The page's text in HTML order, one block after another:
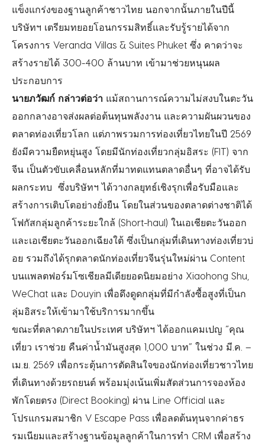
แข็งแกร่งของฐานลูกค้าชาวไทย นอกจากนั้นภายในปีนี้
บริษัทฯ เตรียมทยอยโอนกรรมสิทธิ์และรับรู้รายได้จาก
โครงการ Veranda Villas & Suites Phuket ซึ่ง คาดว่าจะ
สร้างรายได้ 300-400 ล้านบาท เข้ามาช่วยหนุนผล
ประกอบการ
นายภวัฒก์ กล่าวต่อว่า แม้สถานการณ์ความไม่สงบในตะวัน
ออกกลางอาจส่งผลต่อต้นทุนพลังงาน และความผันผวนของ
ตลาดท่องเที่ยวโลก แต่ภาพรวมการท่องเที่ยวไทยในปี 2569
ยังมีความยืดหยุ่นสูง โดยมีนักท่องเที่ยวกลุ่มอิสระ (FIT) จาก
จีน เป็นตัวขับเคลื่อนหลักที่มาทดแทนตลาดอื่นๆ ที่อาจได้รับ
ผลกระทบ ซึ่งบริษัทฯ ได้วางกลยุทธ์เชิงรุกเพื่อรับมือและ
สร้างการเติบโตอย่างยั่งยืน โดยในส่วนของตลาดต่างชาติได้
โฟกัสกลุ่มลูกค้าระยะใกล้ (Short-haul) ในเอเชียตะวันออก
และเอเชียตะวันออกเฉียงใต้ ซึ่งเป็นกลุ่มที่เดินทางท่องเที่ยวบ่
อย รวมถึงได้รุกตลาดนักท่องเที่ยวจีนรุ่นใหม่ผ่าน Content
บนแพลตฟอร์มโซเชียลมีเดียยอดนิยมอย่าง Xiaohong Shu,
WeChat และ Douyin เพื่อดึงดูดกลุ่มที่มีกำลังซื้อสูงที่เป็นก
ลุ่มอิสระให้เข้ามาใช้บริการมากขึ้น
ขณะที่ตลาดภายในประเทศ บริษัทฯ ได้ออกแคมเปญ “คุณ
เที่ยว เราช่วย คืนค่าน้ำมันสูงสุด 1,000 บาท” ในช่วง มี.ค. –
เม.ย. 2569 เพื่อกระตุ้นการตัดสินใจของนักท่องเที่ยวชาวไทย
ที่เดินทางด้วยรถยนต์ พร้อมมุ่งเน้นเพิ่มสัดส่วนการจองห้อง
พักโดยตรง (Direct Booking) ผ่าน Line Official และ
โปรแกรมสมาชิก V Escape Pass เพื่อลดต้นทุนจากค่าธร
รมเนียมและสร้างฐานข้อมูลลูกค้าในการทำ CRM เพื่อสร้าง